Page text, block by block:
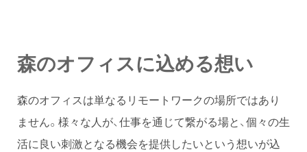
森のオフィスに込める想い
森のオフィスは単なるリモートワークの場所ではあり
ません。様々な人が、仕事を通じて繋がる場と、個々の生
活に良い刺激となる機会を提供したいという想いが込